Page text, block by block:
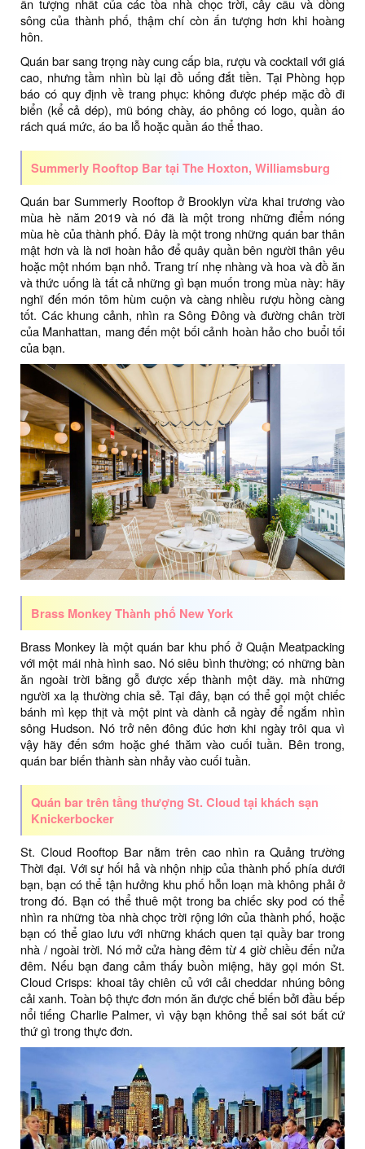
sông của thành phố, thậm chí còn ấn tượng hơn khi hoàng
hôn.
Quán bar sang trọng này cung cấp bia, rượu và cocktail với giá
cao, nhưng tầm nhìn bù lại đồ uống đắt tiền. Tại Phòng họp
báo có quy định về trang phục: không được phép mặc đồ đi
biển (kể cả dép), mũ bóng chày, áo phông có logo, quần áo
rách quá mức, áo ba lỗ hoặc quần áo thể thao.
Summerly Rooftop Bar tại The Hoxton, Williamsburg
Quán bar Summerly Rooftop ở Brooklyn vừa khai trương vào
mùa hè năm 2019 và nó đã là một trong những điểm nóng
mùa hè của thành phố. Đây là một trong những quán bar thân
mật hơn và là nơi hoàn hảo để quây quần bên người thân yêu
hoặc một nhóm bạn nhỏ. Trang trí nhẹ nhàng và hoa và đồ ăn
và thức uống là tất cả những gì bạn muốn trong mùa này: hãy
nghĩ đến món tôm hùm cuộn và càng nhiều rượu hồng càng
tốt. Các khung cảnh, nhìn ra Sông Đông và đường chân trời
của Manhattan, mang đến một bối cảnh hoàn hảo cho buổi tối
của bạn.
Brass Monkey Thành phố New York
Brass Monkey là một quán bar khu phố ở Quận Meatpacking
với một mái nhà hình sao. Nó siêu bình thường; có những bàn
ăn ngoài trời bằng gỗ được xếp thành một dãy. mà những
người xa lạ thường chia sẻ. Tại đây, bạn có thể gọi một chiếc
bánh mì kẹp thịt và một pint và dành cả ngày để ngắm nhìn
sông Hudson. Nó trở nên đông đúc hơn khi ngày trôi qua vì
vậy hãy đến sớm hoặc ghé thăm vào cuối tuần. Bên trong,
quán bar biến thành sàn nhảy vào cuối tuần.
Quán bar trên tầng thượng St. Cloud tại khách sạn
Knickerbocker
St. Cloud Rooftop Bar nằm trên cao nhìn ra Quảng trường
Thời đại. Với sự hối hả và nhộn nhịp của thành phố phía dưới
bạn, bạn có thể tận hưởng khu phố hỗn loạn mà không phải ở
trong đó. Bạn có thể thuê một trong ba chiếc sky pod có thể
nhìn ra những tòa nhà chọc trời rộng lớn của thành phố, hoặc
bạn có thể giao lưu với những khách quen tại quầy bar trong
nhà / ngoài trời. Nó mở cửa hàng đêm từ 4 giờ chiều đến nửa
đêm. Nếu bạn đang cảm thấy buồn miệng, hãy gọi món St.
Cloud Crisps: khoai tây chiên củ với cải cheddar nhúng bông
cải xanh. Toàn bộ thực đơn món ăn được chế biến bởi đầu bếp
nổi tiếng Charlie Palmer, vì vậy bạn không thể sai sót bất cứ
thứ gì trong thực đơn.